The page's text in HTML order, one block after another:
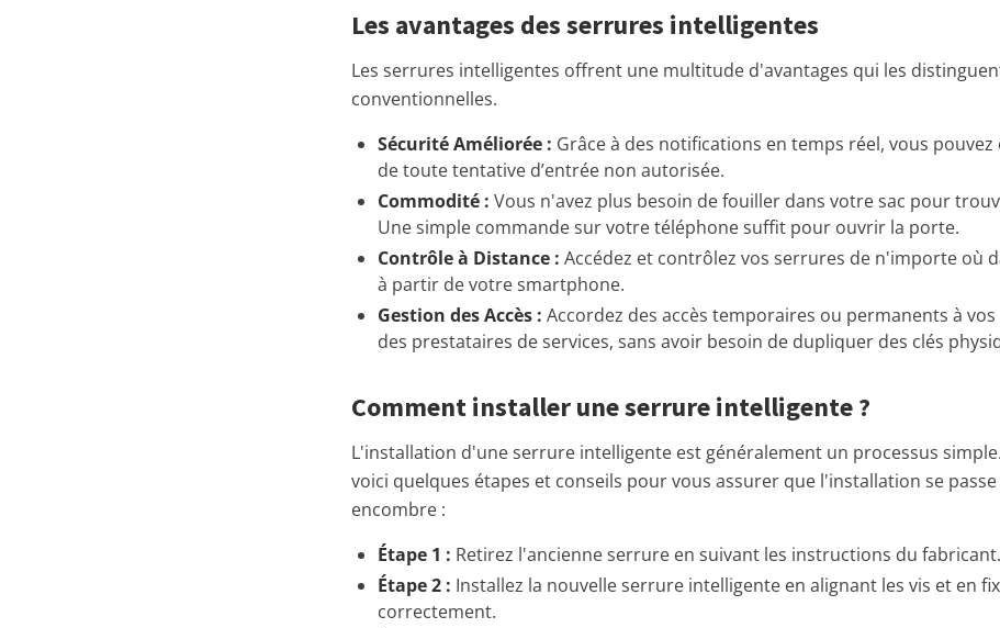
Les avantages des serrures intelligentes
Les serrures intelligentes offrent une multitude d'avantages qui les
conventionnelles.
Sécurité Améliorée : Grâce à des notifications en temps réel, vous
de toute tentative d’entrée non autorisée.
Commodité : Vous n'avez plus besoin de fouiller dans votre sac pour
Une simple commande sur votre téléphone suffit pour ouvrir la porte.
Contrôle à Distance : Accédez et contrôlez vos serrures de n'importe où
à partir de votre smartphone.
Gestion des Accès : Accordez des accès temporaires ou permanents à
des prestataires de services, sans avoir besoin de dupliquer des clés
Comment installer une serrure intelligente ?
L'installation d'une serrure intelligente est généralement un processus
voici quelques étapes et conseils pour vous assurer que l'installation se passe
encombre :
Étape 1 : Retirez l'ancienne serrure en suivant les instructions du fabricant.
Étape 2 : Installez la nouvelle serrure intelligente en alignant les vis et en
correctement.